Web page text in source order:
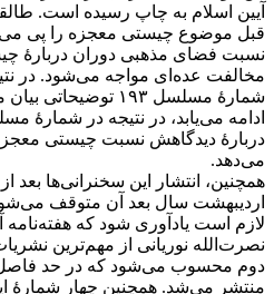
آیین اسلام به چاپ رسیده است.
قبل موضوع چیستی معجزه را پی
نسبت فضای مذهبی دوران دربارۀ
مخالفت عده‌ای مواجه می‌شود. در
شمارۀ مسلسل ۱۹۳
دربارۀ دیدگاهش نسبت چیستی معجزه
می‌دهد.
همچنین، انتشار این سخنرانی‌ها بعد
اردیبهشت سال بعد آن متوقف
لازم است یادآوری شود که هفته‌نامه
نصرت‌الله نوریانی از مهم‌ترین
منتشر می‌شد. همچنین چهار شمارۀ